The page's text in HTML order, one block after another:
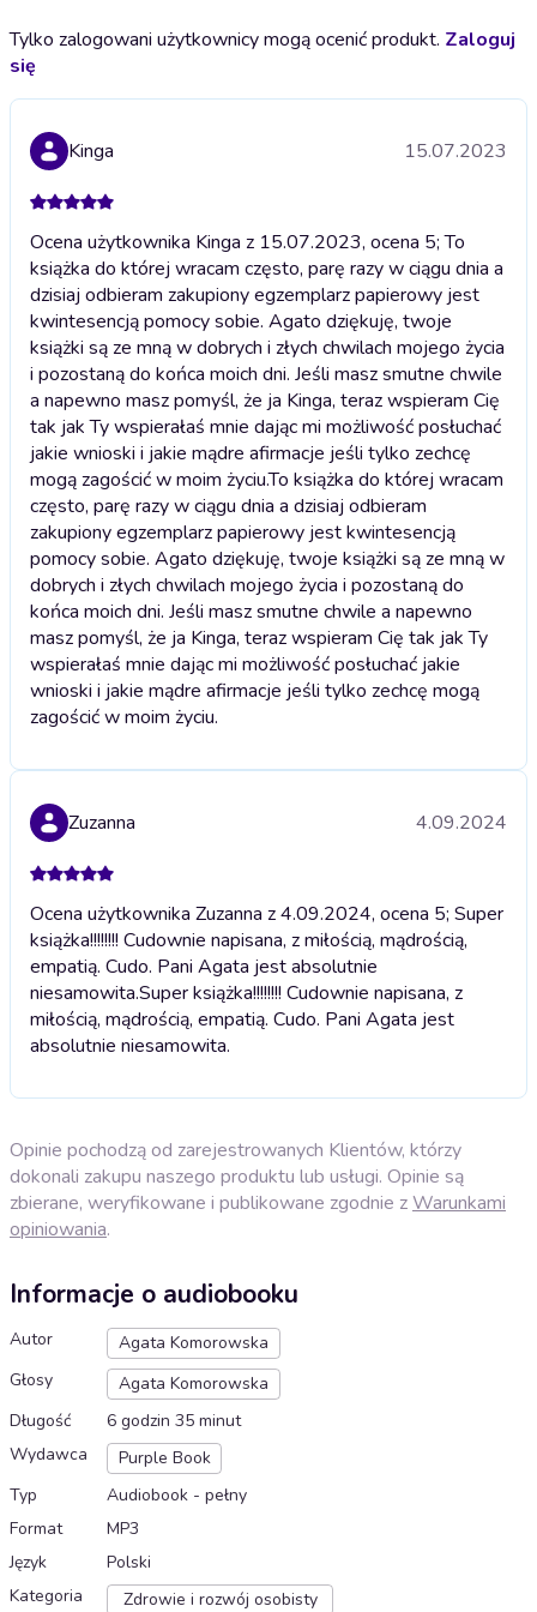
Tylko zalogowani użytkownicy mogą ocenić produkt. Zaloguj
się
Kinga 15.07.2023
Ocena użytkownika Kinga z 15.07.2023, ocena 5; To
książka do której wracam często, parę razy w ciągu dnia a
dzisiaj odbieram zakupiony egzemplarz papierowy jest
kwintesencją pomocy sobie. Agato dziękuję, twoje
książki są ze mną w dobrych i złych chwilach mojego życia
i pozostaną do końca moich dni. Jeśli masz smutne chwile
a napewno masz pomyśl, że ja Kinga, teraz wspieram Cię
tak jak Ty wspierałaś mnie dając mi możliwość posłuchać
jakie wnioski i jakie mądre afirmacje jeśli tylko zechcę
mogą zagościć w moim życiu.To książka do której wracam
często, parę razy w ciągu dnia a dzisiaj odbieram
zakupiony egzemplarz papierowy jest kwintesencją
pomocy sobie. Agato dziękuję, twoje książki są ze mną w
dobrych i złych chwilach mojego życia i pozostaną do
końca moich dni. Jeśli masz smutne chwile a napewno
masz pomyśl, że ja Kinga, teraz wspieram Cię tak jak Ty
wspierałaś mnie dając mi możliwość posłuchać jakie
wnioski i jakie mądre afirmacje jeśli tylko zechcę mogą
zagościć w moim życiu.
Zuzanna 4.09.2024
Ocena użytkownika Zuzanna z 4.09.2024, ocena 5; Super
książka!!!!!!!! Cudownie napisana, z miłością, mądrością,
empatią. Cudo. Pani Agata jest absolutnie
niesamowita.Super książka!!!!!!!! Cudownie napisana, z
miłością, mądrością, empatią. Cudo. Pani Agata jest
absolutnie niesamowita.
Opinie pochodzą od zarejestrowanych Klientów, którzy
dokonali zakupu naszego produktu lub usługi. Opinie są
zbierane, weryfikowane i publikowane zgodnie zWarunkami
opiniowania.
Informacje o audiobooku
Autor
Agata Komorowska
Głosy
Agata Komorowska
Długość
6 godzin 35 minut
Wydawca
Purple Book
Typ
Audiobook - pełny
Format
MP3
Język
Polski
Kategoria
Zdrowie i rozwój osobisty